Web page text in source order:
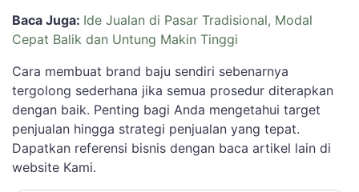
Baca Juga: Ide Jualan di Pasar Tradisional, Modal
Cepat Balik dan Untung Makin Tinggi
Cara membuat brand baju sendiri sebenarnya
tergolong sederhana jika semua prosedur diterapkan
dengan baik. Penting bagi Anda mengetahui target
penjualan hingga strategi penjualan yang tepat.
Dapatkan referensi bisnis dengan baca artikel lain di
website Kami.